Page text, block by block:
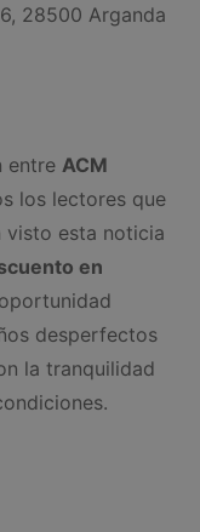
28500 Arganda
entre ACM
los lectores que
visto esta noticia
en
desperfectos
la tranquilidad